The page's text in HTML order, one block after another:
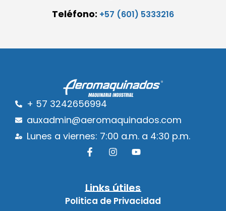
Teléfono: +57 (601) 5333216
+ 57 3242656994
auxadmin@aeromaquinados.com
Lunes a viernes: 7:00 a.m. a 4:30 p.m.
Links útiles
Politica de Privacidad